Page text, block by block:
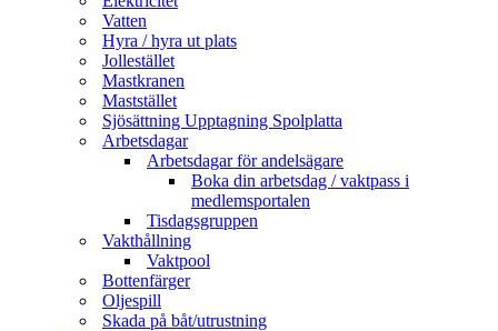
Vatten
Hyra / hyra ut plats
Jollestället
Mastkranen
Maststället
Sjösättning Upptagning Spolplatta
Arbetsdagar
Arbetsdagar för andelsägare
Boka din arbetsdag / vaktpass i
medlemsportalen
Tisdagsgruppen
Vakthållning
Vaktpool
Bottenfärger
Oljespill
Skada på båt/utrustning